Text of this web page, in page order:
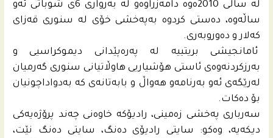
له‌ ساڵی 2010ه‌وه‌ دامه‌زراوه‌و له‌ به‌روارى 6ى شوباتى ئه‌و
ساڵه‌وه‌، ده‌ستى كردوه‌ به‌په‌خشی خۆی له‌ سنورى قه‌زاى
كه‌لار و ده‌وروبه‌رى.
ئامانجیشی بریتییە‌ له‌ په‌ره‌پێدانى دیموكراسیی و
به‌رزكردنه‌وه‌ى ئاستى هۆشیاریی هاوڵاتیانى سنورى گه‌رمیان
له‌رێگه‌ى ئه‌و به‌رنامه‌و هه‌واڵ و بابه‌تانه‌ى كه‌ به‌دواداچونیان
بۆ ده‌كات.
سەرباری پەخشی زەمینی، رادیۆکە خاوەنی چەند پرۆژەیەکی
دیکەیە، وەکو: سایتی رادیۆی دەنگ، سایتی دەنگ نێت،